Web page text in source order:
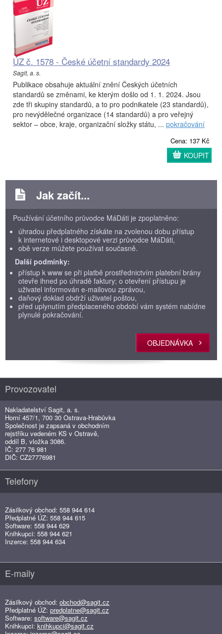
ÚZ č. 1578 - České účetní standardy 2024
Sagit, a. s.
Publikace obsahuje aktuální znění Českých účetních
standardů se změnami, ke kterým došlo od 1. 1. 2024. Jsou
zde tři skupiny standardů, a to pro podnikatele (23 standardů),
pro nevýdělečné organizace (14 standardů) a pro veřejný
sektor – obce, kraje, organizační složky státu, ... pokračování
Cena: 137 Kč
KOUPIT
Jak začít...
Používání účetního průvodce MáDáti je zpoplatněno:
úhradou předplatného získáte na zvolenou dobu přístup
k internetové i desktopové verzi průvodce MáDáti,
obě verze můžete používat současně.
Další podmínky:
přístup k www se při platbě prostřednictvím platební brány
otevře ihned po úhradě faktury; o otevření přístupu je
uživatel informován e-mailovou zprávou,
daňový doklad obdrží uživatel poštou,
před uplynutím předplaceného období vám systém nabídne
plynulé pokračování.
OBJEDNÁVKA
Provozovatel
Nakladatelství Sagit, a. s.
Horní 457/1, 700 30 Ostrava-Hrabůvka
Společnost je zapsaná v obchodním
rejstříku vedeném KS v Ostravě,
oddíl B, vložka 3086.
IČ: 277 76 981
DIČ: CZ27776981
Telefony
Zásilkový obchod: 558 944 614
Předplatné ÚZ: 558 944 615
Software: 558 944 629
Knihkupci: 558 944 621
Inzerce: 558 944 634
E-maily
Zásilkový obchod: obchod@sagit.cz
Předplatné ÚZ: predplatne@sagit.cz
Software: software@sagit.cz
Knihkupci: knihkupci@sagit.cz